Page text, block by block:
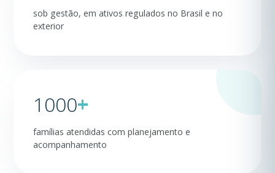
sob gestão, em ativos regulados no Brasil e no
exterior
1000+
famílias atendidas com planejamento e
acompanhamento